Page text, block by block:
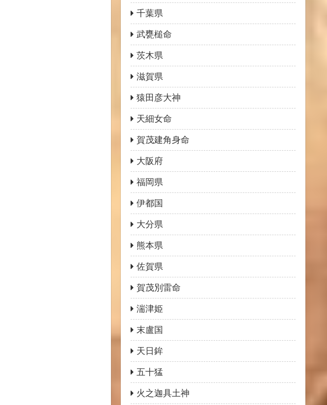
千葉県
武甕槌命
茨木県
滋賀県
猿田彦大神
天細女命
賀茂建角身命
大阪府
福岡県
伊都国
大分県
熊本県
佐賀県
賀茂別雷命
湍津姫
末盧国
天日鉾
五十猛
火之迦具土神